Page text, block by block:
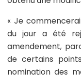
« Je
du jour a été
amendement,
de certains
nomination des